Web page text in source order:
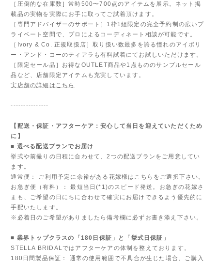
［圧倒的な在庫数］常時500〜700点のアイテムを展示。ネット掲
載品の実物を実際にお手に取ってご試着頂けます。
［専門アドバイザーのサポート］1枠1組限定の完全予約制の広いプ
ライベート空間で、プロによるコーディネート相談が可能です。
［Ivory & Co. 正規取扱店］取り扱い数最多を誇る憧れのアイボリ
ー・アンド・コーのティアラも有料試着にてお試しいただけます。
［限定セール品］お得なOUTLET商品や1点もののサンプルセール
品など、店舗限定アイテムも充実しています。
実店舗の詳細はこちら
---------------
【配送・保証・アフターケア：安心して当日を迎えていただくため
に】
■ 選べる配送プランでお届け
挙式や前撮りの日程に合わせて、2つの配送プランをご用意してい
ます。
通常便： ご利用予定に余裕がある花嫁様はこちらをご選択下さい。
お急ぎ便（有料）： 最短当日(*1)のスピード発送。お急ぎの花嫁さ
まも、ご希望の日にちに合わせて確実にお届けできるよう優先的に
手配いたします。
※必着日のご希望がありましたら備考欄に必ずお書き添え下さい。
■ 業界トップクラスの「180日保証」と「挙式日保証」
STELLA BRIDALではアフターケアの体制を整えております。
180日間製品保証： 通常の使用範囲で不具合が生じた場合、ご購入